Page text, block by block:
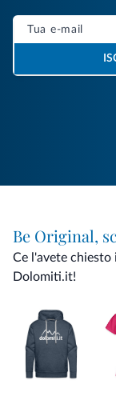
Be Original,
Ce l'avete
Dolomiti.it!